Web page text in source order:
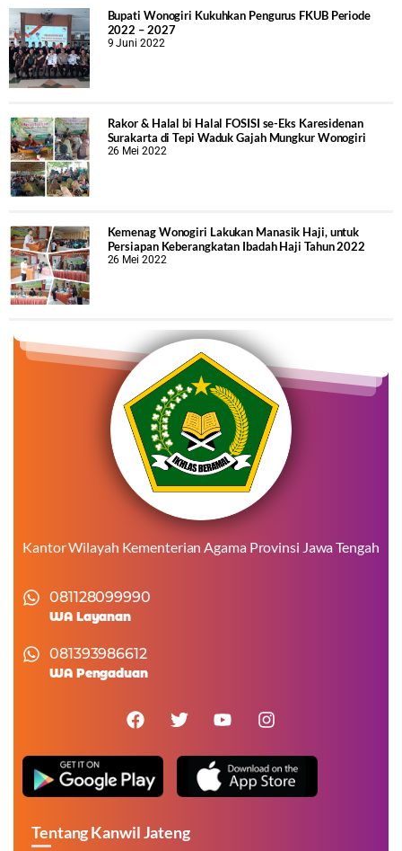
Bupati Wonogiri Kukuhkan Pengurus FKUB Periode
2022 – 2027
9 Juni 2022
Rakor & Halal bi Halal FOSISI se-Eks Karesidenan
Surakarta di Tepi Waduk Gajah Mungkur Wonogiri
26 Mei 2022
Kemenag Wonogiri Lakukan Manasik Haji, untuk
Persiapan Keberangkatan Ibadah Haji Tahun 2022
26 Mei 2022
Kantor Wilayah Kementerian Agama Provinsi Jawa Tengah
081128099990
WA Layanan
081393986612
WA Pengaduan
Tentang Kanwil Jateng